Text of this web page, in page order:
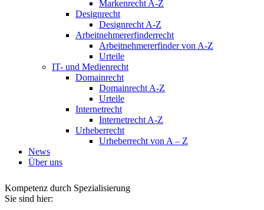
Markenrecht A-Z
Designrecht
Designrecht A-Z
Arbeitnehmererfinderrecht
Arbeitnehmererfinder von A-Z
Urteile
IT- und Medienrecht
Domainrecht
Domainrecht A-Z
Urteile
Internetrecht
Internetrecht A-Z
Urheberrecht
Urheberrecht von A – Z
News
Über uns
Kompetenz durch Spezialisierung
Sie sind hier: